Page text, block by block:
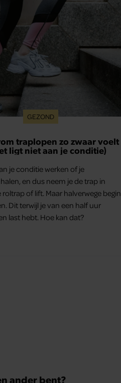
GEZOND
traplopen zo zwaar voelt
ligt niet aan je conditie)
je conditie werken of je
en dus neem je de trap in
roltrap of lift. Maar halverwege begin
Dit terwijl je van een half uur
last hebt. Hoe kan dat?
ander bent?